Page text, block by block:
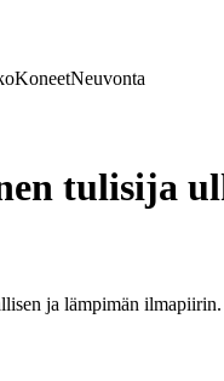
KoneetNeuvonta
tulisija
ja lämpimän